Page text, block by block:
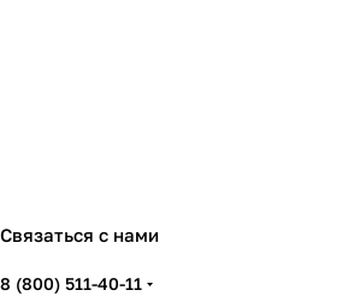
Связаться с нами
8 (800) 511-40-11